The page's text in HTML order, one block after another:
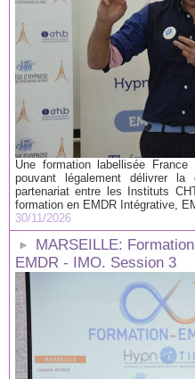
Une formation labellisée
pouvant légalement délivrer
partenariat entre les Instituts
formation en EMDR Intégrative,
30/11/2026
MARSEILLE:
EMDR - IMO. Session 3